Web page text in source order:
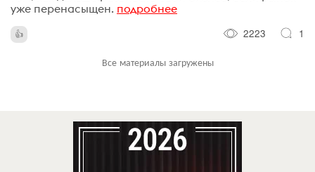
уже перенасыщен. подробнее
2223
1
Все материалы загружены